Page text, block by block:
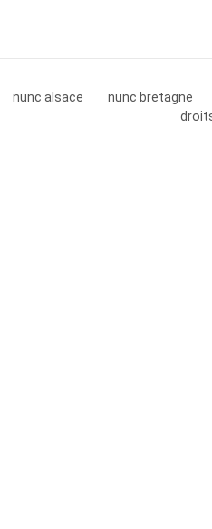
nunc alsace nunc bretagne